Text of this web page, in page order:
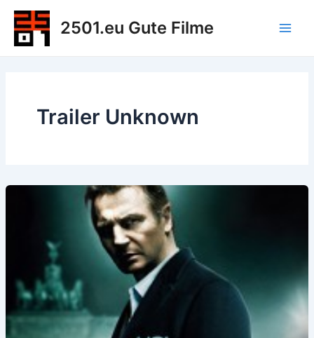
Zum
Inhalt
springen
2501.eu Gute Filme
Trailer Unknown